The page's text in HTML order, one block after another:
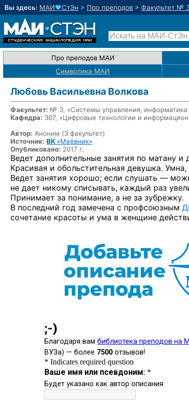
Вы здесь: МАИ♥СтЭн > Про преподов > Факультет №
Про преподов МАИ
Символика МАИ
Любовь Васильевна Волкова
Факультет: № 3, «Системы управления, информатика
Кафедра: 307, «Цифровые технологии и
Автор: Аноним (3 факультет)
Источник: ВК «Маёвник»
Опубликовано: 2017 г.
Ведет дополнительные занятия по матану
Красивая и обольстительная девушка.
Ведет занятия хорошо; если слушать —
не дает никому списывать, каждый раз
Принимает за понимание, а не за зубрежку.
В последний год замечена с профсоюзным
сочетание красоты и ума в женщине